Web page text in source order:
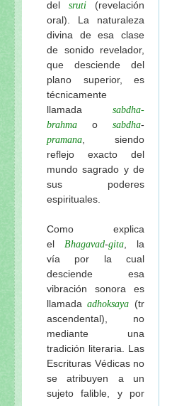
del sruti (revelación
oral). La naturaleza
divina de esa clase
de sonido revelador,
que desciende del
plano superior, es
técnicamente
llamada sabdha-
brahma o sabdha-
pramana , siendo
reflejo exacto del
mundo sagrado y de
sus poderes
espirituales.
Como explica
el Bhagavad-gita , la
vía por la cual
desciende esa
vibración sonora es
llamada adhoksaya (tr
ascendental), no
mediante una
tradición literaria. Las
Escrituras Védicas no
se atribuyen a un
sujeto falible, y por